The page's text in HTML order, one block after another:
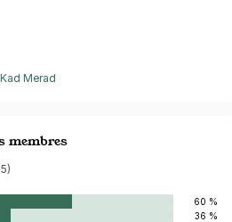
Merad
membres
60 %
36 %